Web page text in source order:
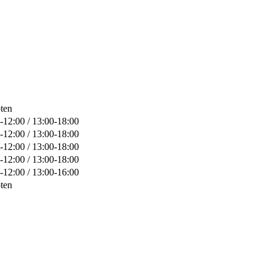
12:00 / 13:00-18:00
12:00 / 13:00-18:00
12:00 / 13:00-18:00
12:00 / 13:00-18:00
12:00 / 13:00-16:00